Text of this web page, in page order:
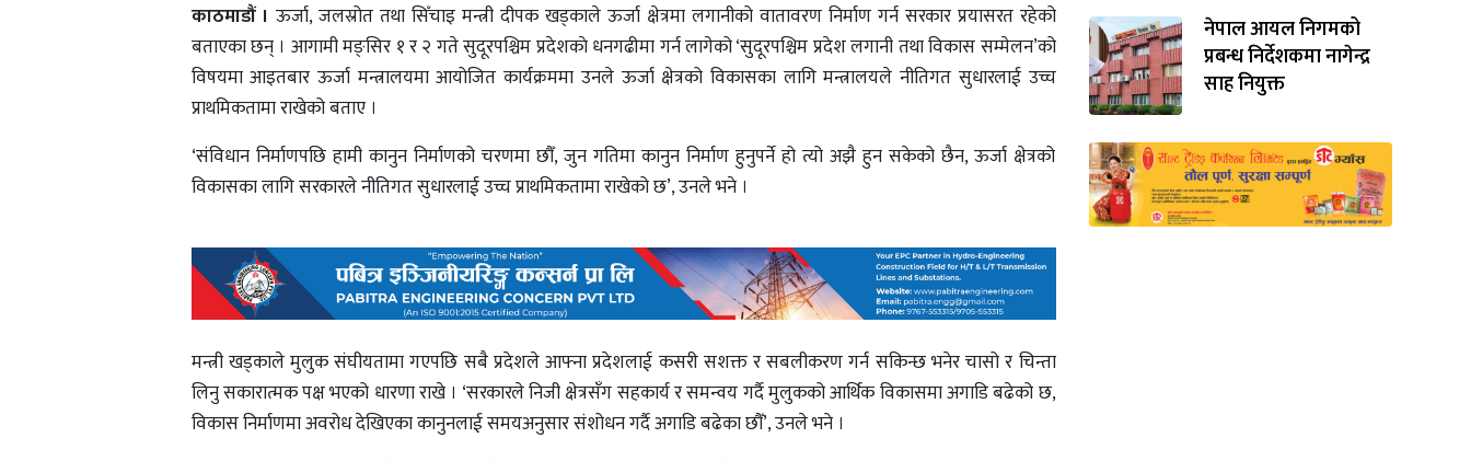
काठमाडौं । ऊर्जा, जलस्रोत तथा सिँचाइ मन्त्री दीपक खड्काले ऊर्जा क्षेत्रमा लगानीको वातावरण निर्माण गर्न सरकार प्रयासरत रहेको
बताएका छन् । आगामी मङ्सिर १ र २ गते सुदूरपश्चिम प्रदेशकाे धनगढीमा गर्न लागेको ‘सुदूरपश्चिम प्रदेश लगानी तथा विकास सम्मेलन’को
विषयमा आइतबार ऊर्जा मन्त्रालयमा आयोजित कार्यक्रममा उनले ऊर्जा क्षेत्रको विकासका लागि मन्त्रालयले नीतिगत सुधारलाई उच्च
प्राथमिकतामा राखेको बताए ।
‘संविधान निर्माणपछि हामी कानुन निर्माणको चरणमा छौँ, जुन गतिमा कानुन निर्माण हुनुपर्ने हो त्यो अझै हुन सकेको छैन, ऊर्जा क्षेत्रको
विकासका लागि सरकारले नीतिगत सुधारलाई उच्च प्राथमिकतामा राखेको छ’, उनले भने ।
मन्त्री खड्काले मुलुक संघीयतामा गएपछि सबै प्रदेशले आफ्ना प्रदेशलाई कसरी सशक्त र सबलीकरण गर्न सकिन्छ भनेर चासो र चिन्ता
लिनु सकारात्मक पक्ष भएको धारणा राखे । ‘सरकारले निजी क्षेत्रसँग सहकार्य र समन्वय गर्दै मुलुकको आर्थिक विकासमा अगाडि बढेको छ,
विकास निर्माणमा अवरोध देखिएका कानुनलाई समयअनुसार संशोधन गर्दै अगाडि बढेका छौँ’, उनले भने ।
नेपाल आयल निगमको
प्रबन्ध निर्देशकमा नागेन्द्र
साह नियुक्त